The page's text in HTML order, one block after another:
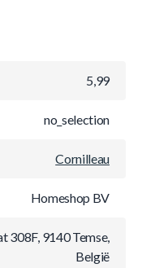
5,99
no_selection
Cornilleau
Homeshop BV
308F, 9140 Temse,
België